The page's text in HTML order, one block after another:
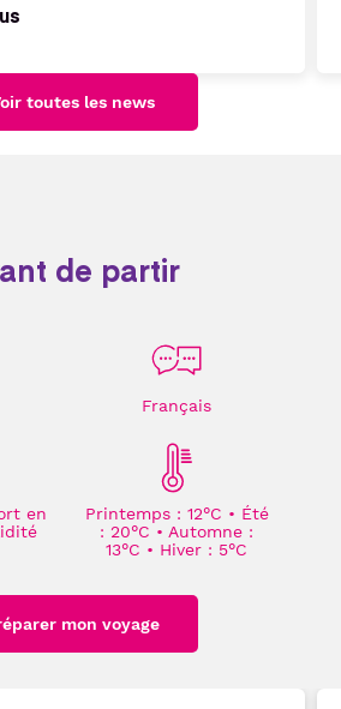
toutes les news
de partir
Français
en
Printemps : 12°C • Été
: 20°C • Automne :
13°C • Hiver : 5°C
mon voyage